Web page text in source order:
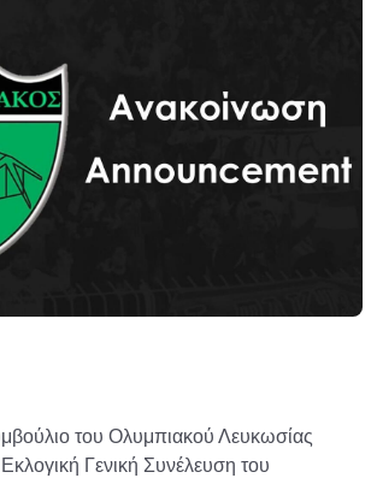
του Ολυμπιακού Λευκωσίας
Εκλογική Γενική Συνέλευση του